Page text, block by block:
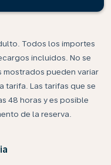
Todos los importes
incluidos. No se
pueden variar
Las tarifas que se
48 horas y es posible
de la reserva.